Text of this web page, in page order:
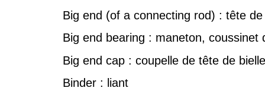
Big end (of a connecting rod) : tête de
Big end bearing : maneton, coussinet
Big end cap : coupelle de tête de bielle
Binder : liant